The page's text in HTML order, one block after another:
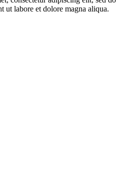
ut labore et dolore magna aliqua.